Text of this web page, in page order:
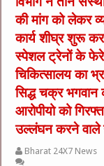
की मांग को लेकर
कार्य शीघ्र शुरू
स्पेशल ट्रेनों के फेरे
चिकित्सालय का
सिद्ध चक्र भगवान
आरोपीयो को
उल्लंघन करने
Bharat 24X7 News